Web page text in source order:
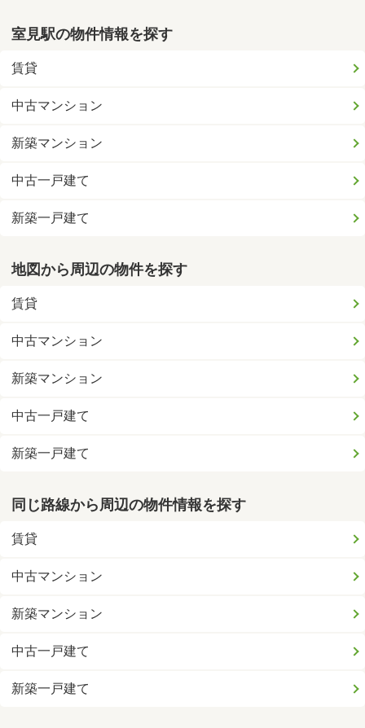
室見駅の物件情報を探す
賃貸
中古マンション
新築マンション
中古一戸建て
新築一戸建て
地図から周辺の物件を探す
賃貸
中古マンション
新築マンション
中古一戸建て
新築一戸建て
同じ路線から周辺の物件情報を探す
賃貸
中古マンション
新築マンション
中古一戸建て
新築一戸建て